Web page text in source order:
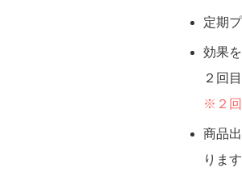
定期
効果
２回
※２回
商品
ります